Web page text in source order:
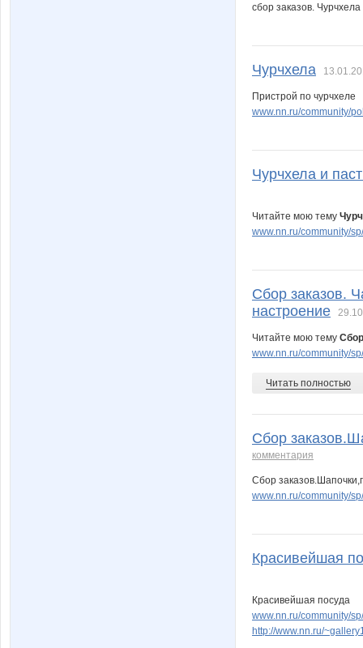
сбор заказов. Чурчхела
Чурчхела
Пристрой по чурчхеле
www.nn.ru/community/
Чурчхела и
Читайте мою тему
www.nn.ru/community/
Сбор заказов.
настроение
Читайте мою тему
www.nn.ru/community/
Читать полностью
Сбор
комментария
Сбор
www.nn.ru/community/
Красивейшая
Красивейшая посуда
www.nn.ru/community/
http://www.nn.ru/